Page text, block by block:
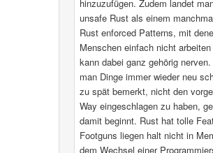
hinzuzufügen. Zudem landet
unsafe Rust als einem
Rust enforced Patterns, mit
Menschen einfach nicht
kann dabei ganz gehörig
man Dinge immer wieder neu
zu spät bemerkt, nicht den
Way eingeschlagen zu haben,
damit beginnt. Rust hat tolle
Footguns liegen halt nicht in
dem Wechsel einer